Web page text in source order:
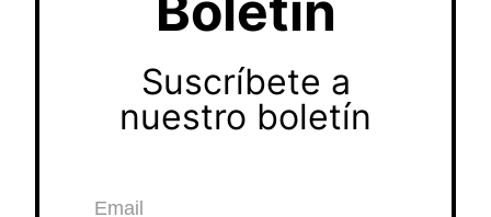
Suscríbete a
nuestro boletín